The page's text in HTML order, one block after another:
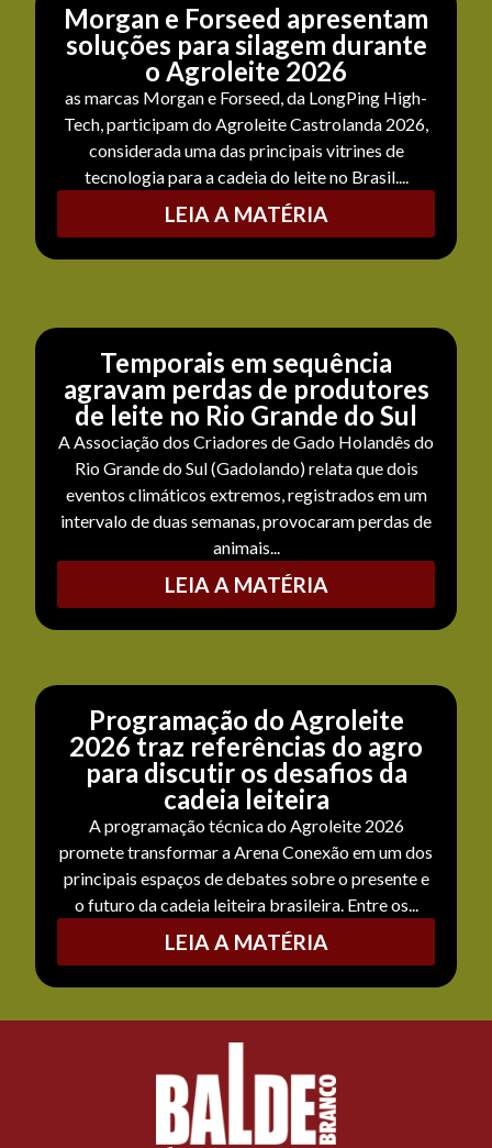
Morgan e Forseed apresentam
soluções para silagem durante
o Agroleite 2026
as marcas Morgan e Forseed, da LongPing High-
Tech, participam do Agroleite Castrolanda 2026,
considerada uma das principais vitrines de
tecnologia para a cadeia do leite no Brasil....
LEIA A MATÉRIA
Temporais em sequência
agravam perdas de produtores
de leite no Rio Grande do Sul
A Associação dos Criadores de Gado Holandês do
Rio Grande do Sul (Gadolando) relata que dois
eventos climáticos extremos, registrados em um
intervalo de duas semanas, provocaram perdas de
animais...
LEIA A MATÉRIA
Programação do Agroleite
2026 traz referências do agro
para discutir os desafios da
cadeia leiteira
A programação técnica do Agroleite 2026
promete transformar a Arena Conexão em um dos
principais espaços de debates sobre o presente e
o futuro da cadeia leiteira brasileira. Entre os...
LEIA A MATÉRIA